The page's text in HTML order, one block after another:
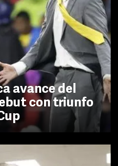
avance del
con triunfo